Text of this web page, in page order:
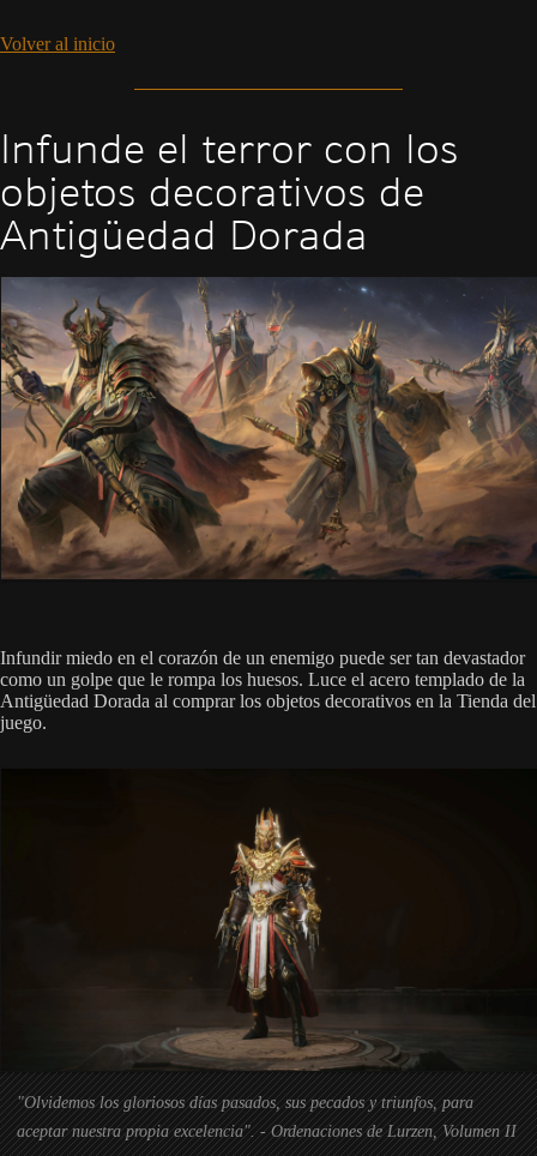
Volver al inicio
Infunde el terror con los
objetos decorativos de
Antigüedad Dorada
Infundir miedo en el corazón de un enemigo puede ser tan devastador
como un golpe que le rompa los huesos. Luce el acero templado de la
Antigüedad Dorada al comprar los objetos decorativos en la Tienda del
juego.
"Olvidemos los gloriosos días pasados, sus pecados y triunfos, para
aceptar nuestra propia excelencia". - Ordenaciones de Lurzen, Volumen II